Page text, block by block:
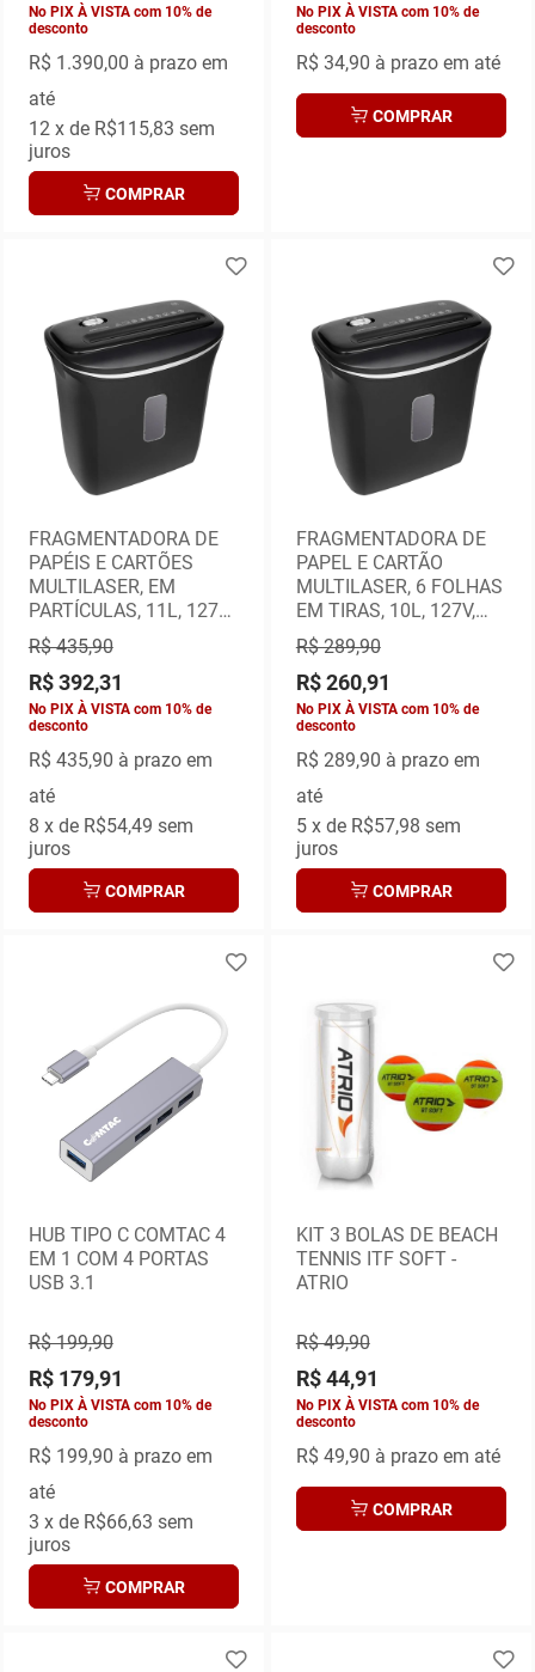
No PIX À VISTA com 10% de
desconto
R$ 1.390,00 à prazo em
até
12x de R$115,83 sem
juros
COMPRAR
No PIX À VISTA com 10% de
desconto
R$ 34,90 à prazo em até
COMPRAR
FRAGMENTADORA DE
PAPÉIS E CARTÕES
MULTILASER, EM
PARTÍCULAS, 11L, 127V,
PRETO, OF005
R$ 435,90
R$ 392,31
No PIX À VISTA com 10% de
desconto
R$ 435,90 à prazo em
até
8 x de R$54,49 sem
juros
COMPRAR
FRAGMENTADORA DE
PAPEL E CARTÃO
MULTILASER, 6 FOLHAS
EM TIRAS, 10L, 127V,
OF009
R$ 289,90
R$ 260,91
No PIX À VISTA com 10% de
desconto
R$ 289,90 à prazo em
até
5x de R$57,98 sem
juros
COMPRAR
HUB TIPO C COMTAC 4
EM 1 COM 4 PORTAS
USB 3.1
R$ 199,90
R$ 179,91
No PIX À VISTA com 10% de
desconto
R$ 199,90 à prazo em
até
3 x de R$66,63 sem
juros
COMPRAR
KIT 3 BOLAS DE BEACH
TENNIS ITF SOFT -
ATRIO
R$ 49,90
R$ 44,91
No PIX À VISTA com 10% de
desconto
R$ 49,90 à prazo em até
COMPRAR